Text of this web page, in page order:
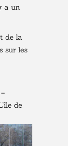
a un
de la
sur les
de